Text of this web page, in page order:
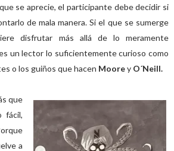
se aprecie, el participante debe decidir si
de mala manera. Si el que se sumerge
disfrutar más allá de lo meramente
un lector lo suficientemente curioso como
o los guiños que hacen Moorey O´Neill.
que
fácil,
a